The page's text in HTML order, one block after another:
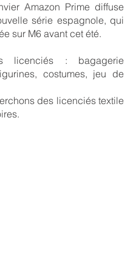
Amazon Prime diffuse
série espagnole, qui
sur M6 avant cet été.
licenciés : bagagerie
costumes, jeu de
des licenciés textile